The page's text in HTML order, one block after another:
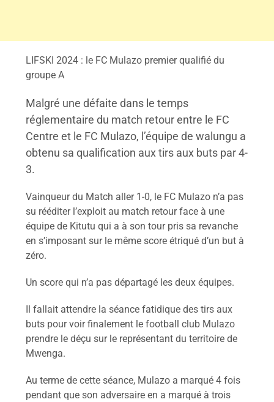
LIFSKI 2024 : le FC Mulazo premier qualifié du
groupe A
Malgré une défaite dans le temps
réglementaire du match retour entre le FC
Centre et le FC Mulazo, l’équipe de walungu a
obtenu sa qualification aux tirs aux buts par 4-
3.
Vainqueur du Match aller 1-0, le FC Mulazo n’a pas
su rééditer l’exploit au match retour face à une
équipe de Kitutu qui a à son tour pris sa revanche
en s’imposant sur le même score étriqué d’un but à
zéro.
Un score qui n’a pas départagé les deux équipes.
Il fallait attendre la séance fatidique des tirs aux
buts pour voir finalement le football club Mulazo
prendre le déçu sur le représentant du territoire de
Mwenga.
Au terme de cette séance, Mulazo a marqué 4 fois
pendant que son adversaire en a marqué à trois